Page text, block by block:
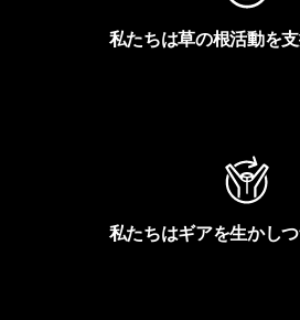
私たちは草の根活動を支
私たちはギアを生かしつ